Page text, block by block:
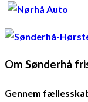
Om Sønderhå
Gennem